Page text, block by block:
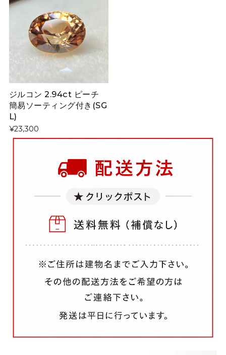
ジルコン 2.94ct ピーチ
簡易ソーティング付き(SG
L)
¥23,300